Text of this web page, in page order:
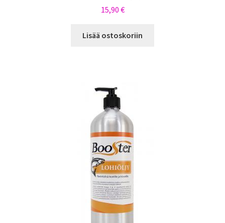
15,90 €
Lisää ostoskoriin